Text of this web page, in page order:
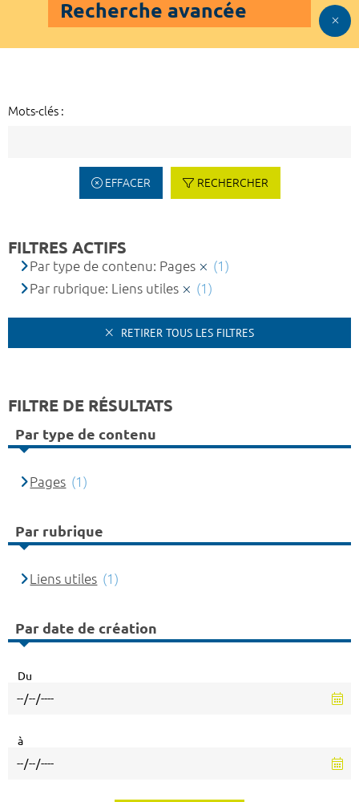
Recherche avancée
Mots-clés :
EFFACER RECHERCHER
FILTRES ACTIFS
Par type de contenu: Pages
(1)
Par rubrique: Liens utiles
(1)
RETIRER TOUS LES FILTRES
FILTRE DE RÉSULTATS
Par type de contenu
Pages (1)
Par rubrique
Liens utiles (1)
Par date de création
Du
à